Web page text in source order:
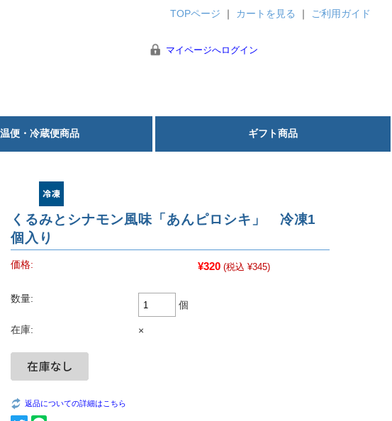
TOPページ カートを見る ご利用ガイド
マイページへログイン
便・冷蔵便商品 ギフト商品
くるみとシナモン風味「あんピロシキ」 冷凍1
個入り
価格: ¥320 (税込 ¥345)
数量:
個
在庫: ×
返品についての詳細はこちら